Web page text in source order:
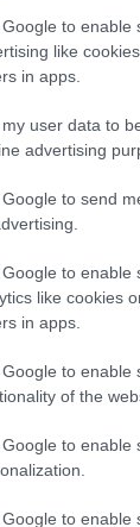
to enable
like
in apps.
user data to
advertising
to send
to enable
like cookies
in apps.
to enable
of the
to enable
to enable
tempo. Una
a un voto a
SATIRICHE
del 07/08/